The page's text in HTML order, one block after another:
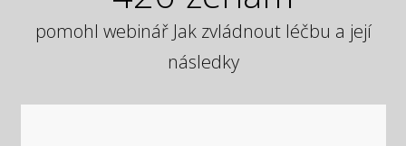
pomohl webinář Jak zvládnout léčbu a její
následky